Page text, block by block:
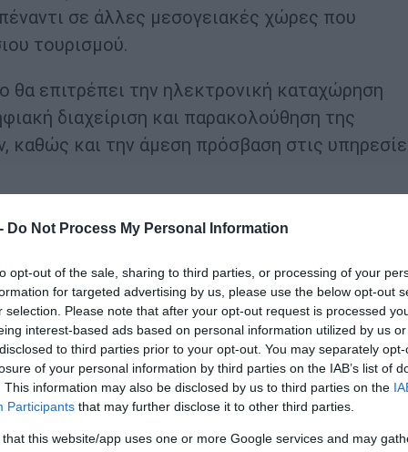
Do Not Process My Personal Information
opt-out of the sale, sharing to third parties, or processing of your
for targeted advertising by us, please use the below opt-out
selection. Please note that after your opt-out request is processed
interest-based ads based on personal information utilized by us
to third parties prior to your opt-out. You may separately
of your personal information by third parties on the IAB’s list of
This information may also be disclosed by us to third parties on the
Participants that may further disclose it to other third parties.
that this website/app uses one or more Google services and may
σε άλλες μεσογειακές χώρες που
τουρισμού.
επιτρέπει την ηλεκτρονική καταχώρηση
διαχείριση και παρακολούθηση της
και την άμεση πρόσβαση στις
από 7.000 επαγγελματικά σκάφη, ενώ
αυτοματοποιώντας τις διαδικασίες
τις λιμενικές Αρχές.
τη γραφειοκρατία και να μη δημιουργούμε
κάνοντας λόγο για ένα σύγχρονο και